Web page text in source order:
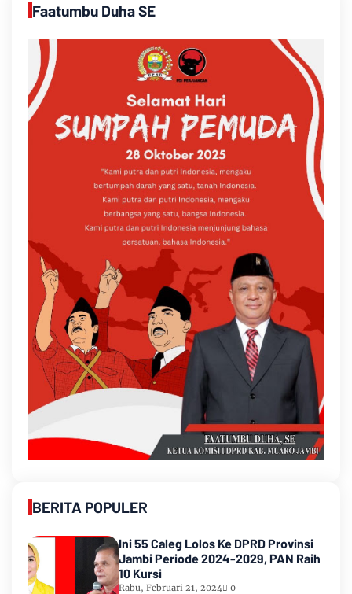
Faatumbu Duha SE
BERITA POPULER
Ini 55 Caleg Lolos Ke DPRD Provinsi
Jambi Periode 2024-2029, PAN Raih
10 Kursi
Rabu, Februari 21, 2024 0